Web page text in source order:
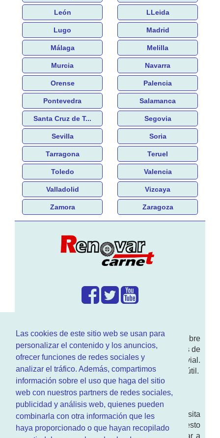
Las cookies de este sitio web se usan para
personalizar el contenido y los anuncios,
ofrecer funciones de redes sociales y
analizar el tráfico. Además, compartimos
información sobre el uso que haga del sitio
web con nuestros partners de redes sociales,
publicidad y análisis web, quienes pueden
combinarla con otra información que les
haya proporcionado o que hayan recopilado
León LLeida
Lugo Madrid
Málaga Melilla
Murcia Navarra
Orense Palencia
Pontevedra Salamanca
Santa Cruz de T... Segovia
Sevilla Soria
Tarragona Teruel
Toledo Valencia
Valladolid Vizcaya
Zamora Zaragoza
Enwww.RenovarCarnet.com Te contamos sobre
larenovación del permisode conducir, noticias de
actualidad motor y sobre todo seguridad vial.
Ademas tenemos todo tipo de información DGT útil.
¿Quienes somos?
Quieres saber quien mantiene la pagina, visita
nuestrasección de contacto. Aquí tienes nuesto
aviso legal
. Basicamente no queremos engañar a